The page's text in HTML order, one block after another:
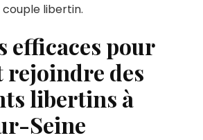
couple libertin.
efficaces pour
rejoindre des
libertins à
Seine